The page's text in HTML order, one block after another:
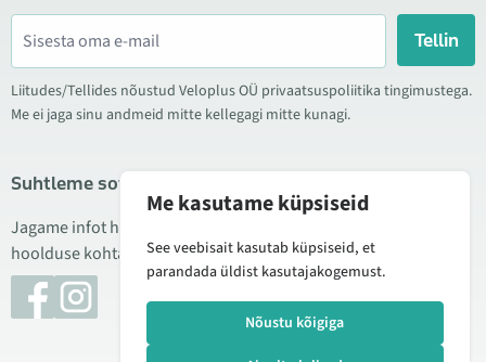
Tellin
Liitudes/Tellides nõustud Veloplus OÜ privaatsuspoliitika tingimustega.
Me ei jaga sinu andmeid mitte kellegagi mitte kunagi.
Suhtleme sotsiaalmeedias
Jagame infot hea hinna kampaaniate, uute toodete ning
hoolduse kohta. Mõnikord teeme ka tooteülevaateid.
Me kasutame küpsiseid
See veebisait kasutab küpsiseid, et
parandada üldist kasutajakogemust.
Nõustu kõigiga